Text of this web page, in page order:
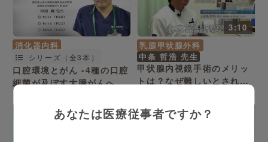
消化器内科
シリーズ（全3本）
口腔環境とがん -4種の口腔
細菌が及ぼす大腸がんへの
3:10
乳腺甲状腺外科
中条 哲浩 先生
甲状腺内視鏡手術のメリッ
トは？なぜ難しいとされる
あなたは医療従事者ですか？